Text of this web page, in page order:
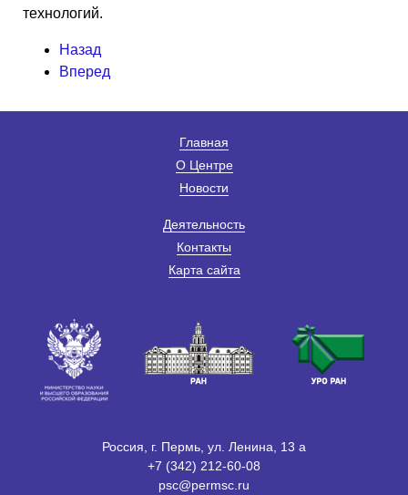
технологий.
Назад
Вперед
Главная
О Центре
Новости
Деятельность
Контакты
Карта сайта
Россия, г. Пермь, ул. Ленина, 13 а
+7 (342) 212-60-08
psc@permsc.ru